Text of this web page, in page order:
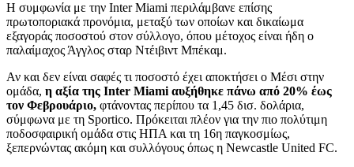
Η συμφωνία με την Inter Miami περιλάμβανε επίσης
πρωτοποριακά προνόμια, μεταξύ των οποίων και δικαίωμα
εξαγοράς ποσοστού στον σύλλογο, όπου μέτοχος είναι ήδη ο
παλαίμαχος Άγγλος σταρ Ντέιβιντ Μπέκαμ.
Αν και δεν είναι σαφές τι ποσοστό έχει αποκτήσει ο Μέσι στην
ομάδα, η αξία της Inter Miami αυξήθηκε πάνω από 20% έως
τον Φεβρουάριο, φτάνοντας περίπου τα 1,45 δισ. δολάρια,
σύμφωνα με τη Sportico. Πρόκειται πλέον για την πιο πολύτιμη
ποδοσφαιρική ομάδα στις ΗΠΑ και τη 16η παγκοσμίως,
ξεπερνώντας ακόμη και συλλόγους όπως η Newcastle United FC.